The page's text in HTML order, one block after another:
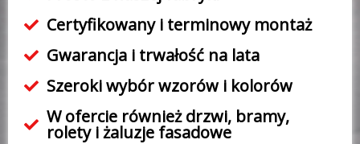
Certyfikowany i terminowy montaż
Gwarancja i trwałość na lata
Szeroki wybór wzorów i kolorów
W ofercie również drzwi, bramy,
rolety i żaluzje fasadowe